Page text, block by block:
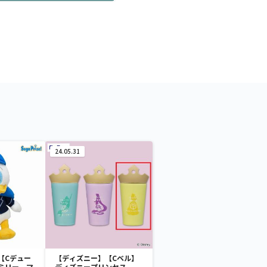
Cデュー
24.05.31
【ディズニー】【Cベル】